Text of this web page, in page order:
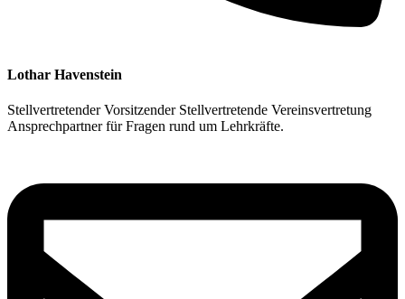
Lothar Havenstein
Stellvertretender Vorsitzender Stellvertretende Vereinsvertretung
Ansprechpartner für Fragen rund um Lehrkräfte.